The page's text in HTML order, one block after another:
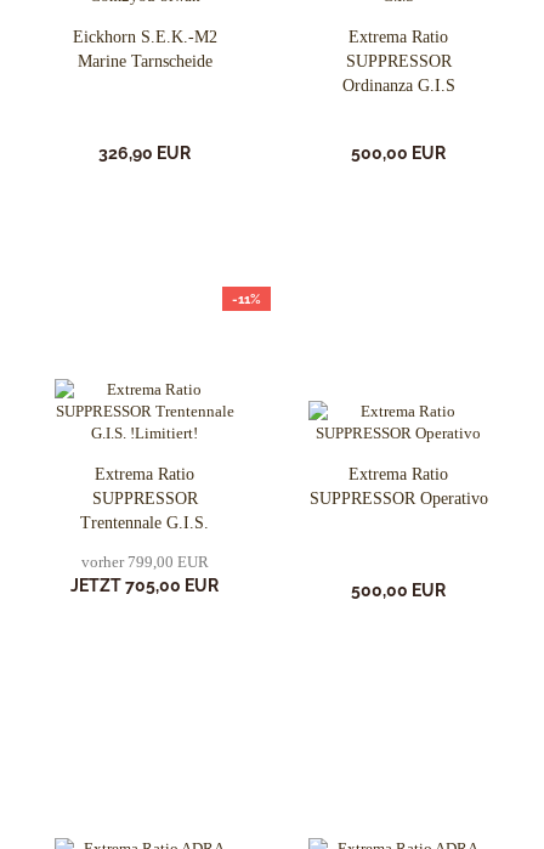
Eickhorn S.E.K.-M2
Marine Tarnscheide
326,90 EUR
Extrema Ratio
SUPPRESSOR
Ordinanza G.I.S
500,00 EUR
-11%
Extrema Ratio
SUPPRESSOR
Trentennale G.I.S.
vorher 799,00 EUR
JETZT 705,00 EUR
Extrema Ratio
SUPPRESSOR Operativo
500,00 EUR